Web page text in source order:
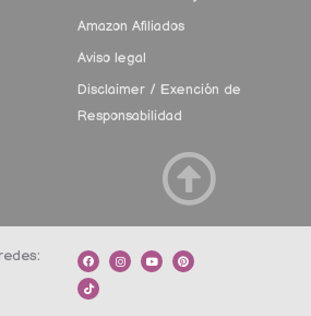
Amazon Afiliados
Aviso legal
Disclaimer / Exención de
Responsabilidad
F
a
c
e
b
I
n
s
Y
o
u
P
i
n
T
i
k
t
o